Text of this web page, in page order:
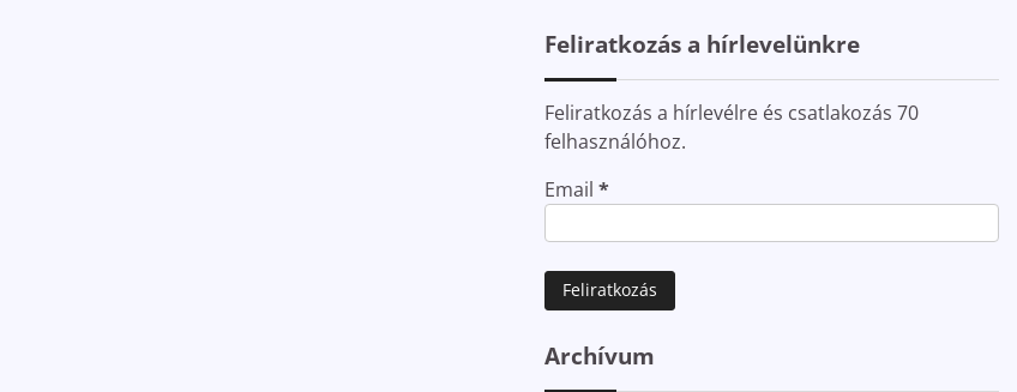
Feliratkozás a hírlevelünkre
Feliratkozás a hírlevélre és csatlakozás 70
felhasználóhoz.
Email *
Archívum